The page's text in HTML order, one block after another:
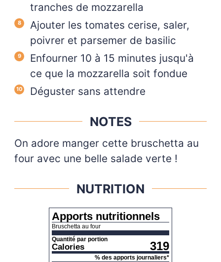
tranches de mozzarella
Ajouter les tomates cerise, saler,
poivrer et parsemer de basilic
Enfourner 10 à 15 minutes jusqu'à
ce que la mozzarella soit fondue
Déguster sans attendre
NOTES
On adore manger cette bruschetta au
four avec une belle salade verte !
NUTRITION
Apports nutritionnels
Bruschetta au four
Quantité par portion
Calories 319
% des apports journaliers*